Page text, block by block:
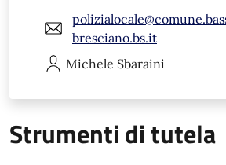
bresciano.bs.it
Michele Sbaraini
Strumenti di tutela